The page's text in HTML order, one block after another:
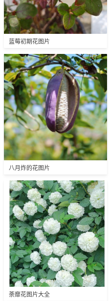
蓝莓初期花图片
八月炸的花图片
荼靡花图片大全